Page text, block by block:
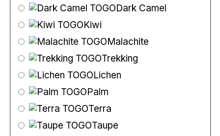
Dark Camel
Kiwi
Malachite
Trekking
Lichen
Palm
Terra
Taupe